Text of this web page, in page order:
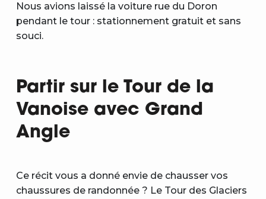
Nous avions laissé la voiture rue du Doron
pendant le tour : stationnement gratuit et sans
souci.
Partir sur le Tour de la
Vanoise avec Grand
Angle
Ce récit vous a donné envie de chausser vos
chaussures de randonnée ? Le Tour des Glaciers